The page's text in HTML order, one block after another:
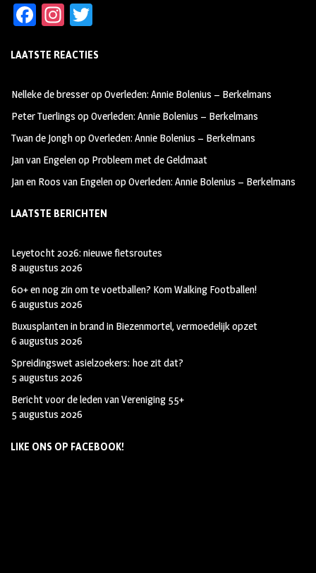
Fa
b
oo
k
In
ag
m
tt
LAATSTE REACTIES
Nelleke de bresseropOverleden: Annie Bolenius – Berkelmans
Peter Tuerlings opOverleden: Annie Bolenius – Berkelmans
Twan de JonghopOverleden: Annie Bolenius – Berkelmans
Jan van Engelenop Probleem met de Geldmaat
Jan en Roos van EngelenopOverleden: Annie Bolenius – Berkelmans
LAATSTE BERICHTEN
Leyetocht 2026: nieuwe fietsroutes
8 augustus 2026
60+ en nog zin om te voetballen? Kom Walking Footballen!
6 augustus 2026
Buxusplanten in brand in Biezenmortel, vermoedelijk opzet
6 augustus 2026
Spreidingswet asielzoekers: hoe zit dat?
5 augustus 2026
Bericht voor de leden van Vereniging 55+
5 augustus 2026
LIKE ONS OP FACEBOOK!